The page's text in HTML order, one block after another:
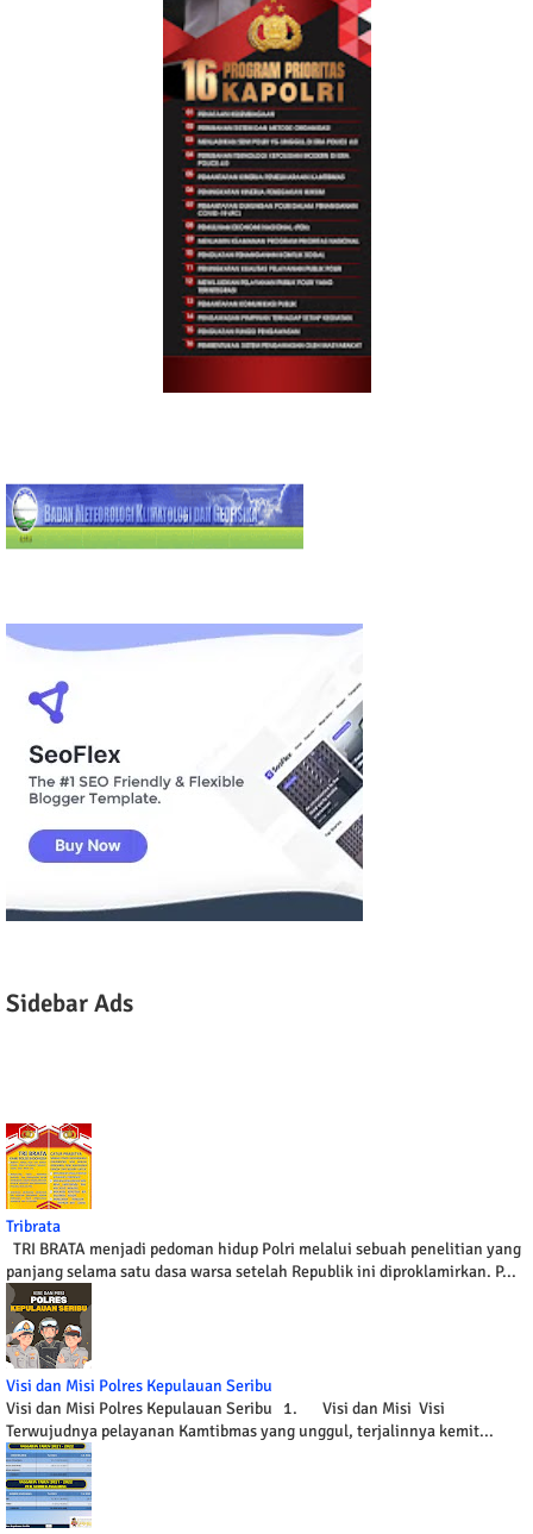
Sidebar Ads
Tribrata
TRI BRATA menjadi pedoman hidup Polri melalui sebuah penelitian yang
panjang selama satu dasa warsa setelah Republik ini diproklamirkan. P...
Visi dan Misi Polres Kepulauan Seribu
Visi dan Misi Polres Kepulauan Seribu 1. Visi dan Misi Visi
Terwujudnya pelayanan Kamtibmas yang unggul, terjalinnya kemit...